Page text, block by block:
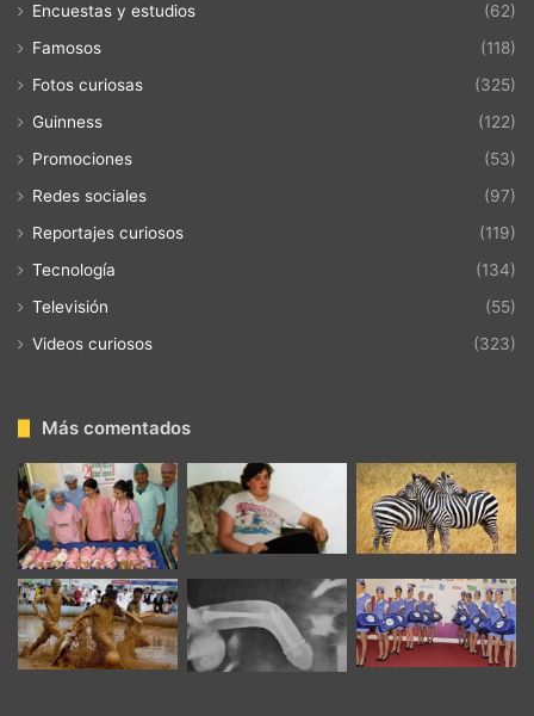
Encuestas y estudios
(62)
Famosos
(118)
Fotos curiosas
(325)
Guinness
(122)
Promociones
(53)
Redes sociales
(97)
Reportajes curiosos
(119)
Tecnología
(134)
Televisión
(55)
Videos curiosos
(323)
Más comentados